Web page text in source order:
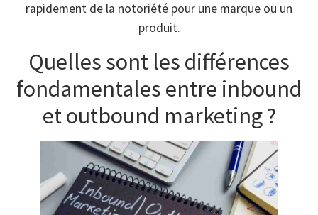
rapidement de la notoriété pour une marque ou un
produit.
Quelles sont les différences
fondamentales entre inbound
et outbound marketing ?